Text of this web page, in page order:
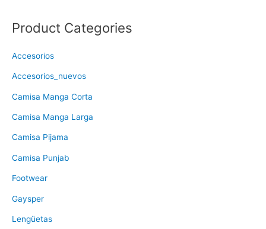
Product Categories
Accesorios
Accesorios_nuevos
Camisa Manga Corta
Camisa Manga Larga
Camisa Pijama
Camisa Punjab
Footwear
Gaysper
Lengüetas